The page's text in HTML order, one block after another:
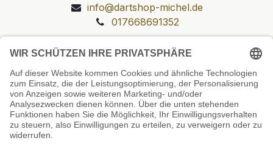
info@dartshop-michel.de
017668691352
Unsere Prüfsiegel